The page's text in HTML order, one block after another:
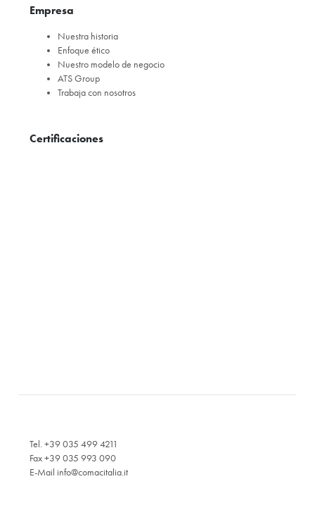
Empresa
Nuestra historia
Enfoque ético
Nuestro modelo de negocio
ATS Group
Trabaja con nosotros
Certificaciones
Tel. +39 035 499 4211
Fax +39 035 993 090
E-Mail info@comacitalia.it